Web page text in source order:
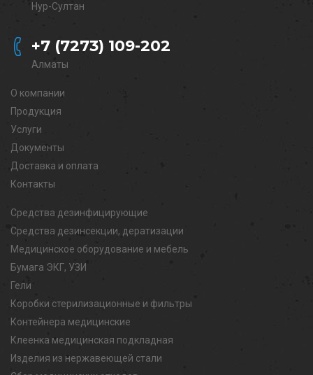
Нур-Султан
+7 (7273) 109-202
Алматы
О компании
Продукция
Услуги
Документы
Доставка и оплата
Контакты
Средства дезинфицирующие
Средства дезинсекции, дератизации
Медицинское оборудование и мебель
Бумага ЭКГ, УЗИ
Гели
Коробки стерилизационные и фильтры
Контейнера медицинские
Клеенка медицинская подкладная
Изделия из нержавеющей стали